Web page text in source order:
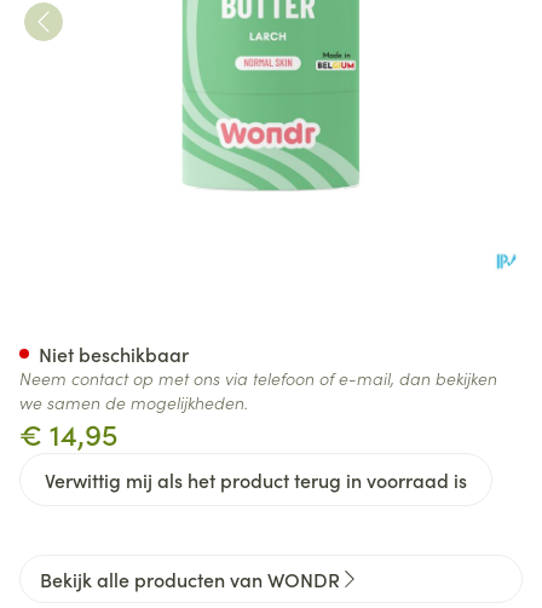
€ 14,95
Verwittig mij als het product terug in voorraad is
Niet beschikbaar
Neem contact op met ons via telefoon of e-mail, dan bekijken
we samen de mogelijkheden.
Bekijk alle producten van WONDR